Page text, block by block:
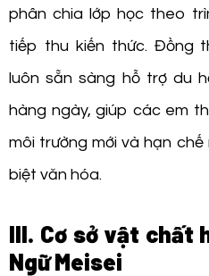
phân chia lớp học theo
tiếp thu kiến thức. Đồng
luôn sẵn sàng hỗ trợ du
hàng ngày, giúp các em
môi trường mới và hạn
biệt văn hóa.
III. Cơ sở vật chất
Ngữ Meisei